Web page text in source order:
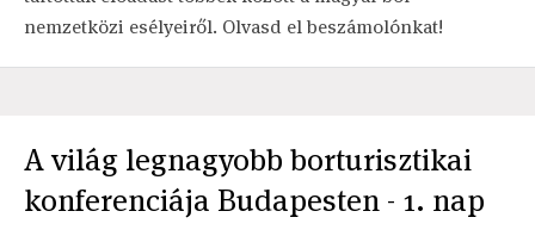
nemzetközi esélyeiről. Olvasd el beszámolónkat!
A világ legnagyobb borturisztikai
konferenciája Budapesten - 1. nap